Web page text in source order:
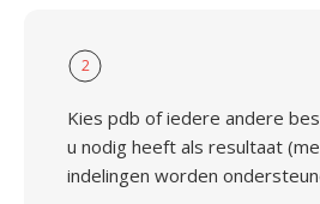
2
Kies pdb of iedere andere
u nodig heeft als resultaat
indelingen worden